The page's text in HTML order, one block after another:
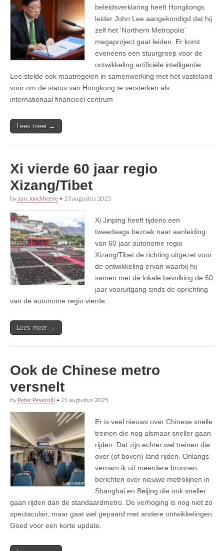
beleidsverklaring heeft Hongkongs
leider John Lee aangekondigd dat hij
zelf het ‘Northern Metropolis’
megaproject gaat leiden. Er komt
eveneens een stuurgroep voor de
ontwikkeling artificiële intelligentie.
Lee stelde ook maatregelen in samenwerking met het vasteland
voor om de status van Hongkong te versterken als
internationaal financieel centrum
Lees meer →
Xi vierde 60 jaar regio
Xizang/Tibet
by Jan Jonckheere • 23 augustus 2025
Xi Jinping heeft tijdens een
tweedaags bezoek naar aanleiding
van 60 jaar autonome regio
Xizang/Tibet de richting uitgezet voor
de ontwikkeling ervan waarbij hij
samen met de lokale bevolking de 60
jaar vooruitgang sinds de oprichting
van de autonome regio vierde.
Lees meer →
Ook de Chinese metro
versnelt
by Peter Peverelli • 21 augustus 2025
Er is veel nieuws over Chinese snelle
treinen die nog alsmaar sneller gaan
rijden. Dat zijn echter wel treinen die
over (of boven) land rijden. Onlangs
vernam ik uit meerdere bronnen
berichten over nieuwe metrolijnen in
Shanghai en Beijing die ook sneller
gaan rijden dan de standaardmetro. De verhoging is nog niet zo
spectaculair, maar gaat wel gepaard met andere ontwikkelingen.
Goed voor een korte update.